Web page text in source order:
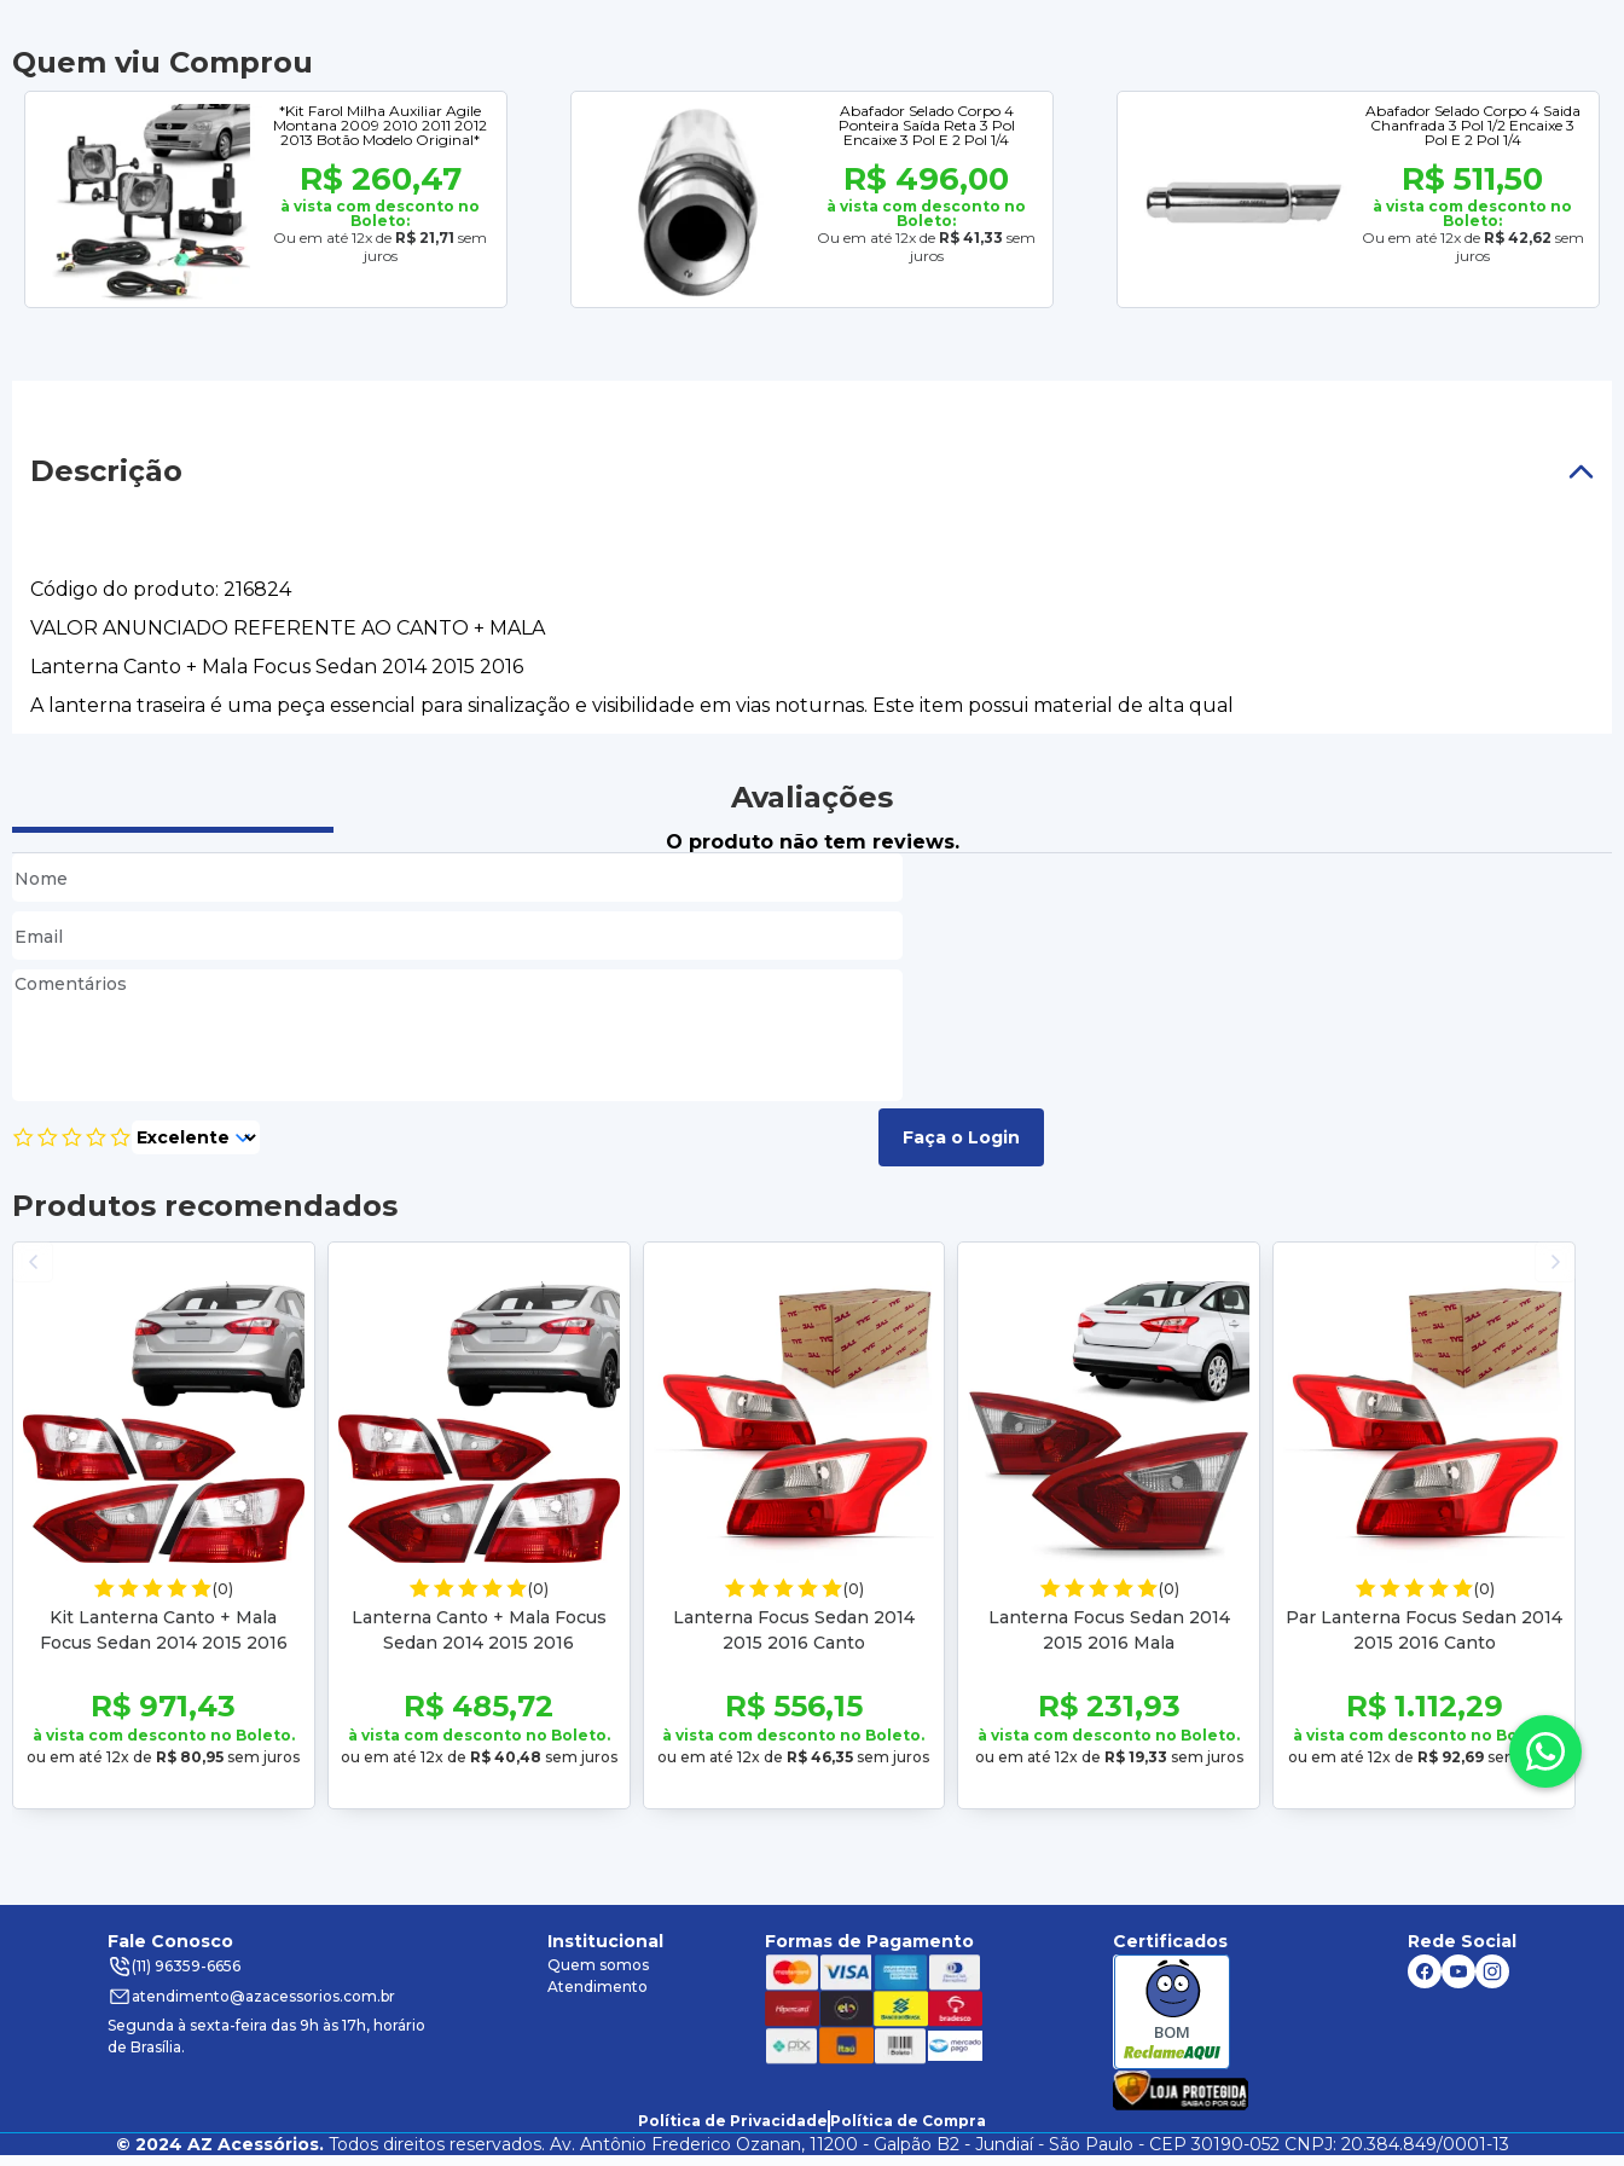
Quem viu Comprou
*Kit Farol Milha Auxiliar Agile
Montana 2009 2010 2011 2012
2013 Botão Modelo Original*
R$ 260,47
à vista com desconto no
Boleto:
Ou em até 12x de R$ 21,71 sem
juros
Abafador Selado Corpo 4
Ponteira Saída Reta 3 Pol
Encaixe 3 Pol E 2 Pol 1/4
R$ 496,00
à vista com desconto no
Boleto:
Ou em até 12x de R$ 41,33 sem
juros
Abafador Selado Corpo 4 Saida
Chanfrada 3 Pol 1/2 Encaixe 3
Pol E 2 Pol 1/4
R$ 511,50
à vista com desconto no
Boleto:
Ou em até 12x de R$ 42,62 sem
juros
Descrição
Código do produto: 216824
VALOR ANUNCIADO REFERENTE AO CANTO + MALA
Lanterna Canto + Mala Focus Sedan 2014 2015 2016
A lanterna traseira é uma peça essencial para sinalização e visibilidade em vias noturnas. Este item possui material de alta qual
Avaliações
O produto não tem reviews.
Faça o Login
Produtos recomendados
(0)
Kit Lanterna Canto + Mala
Focus Sedan 2014 2015 2016
R$ 971,43
à vista com desconto no Boleto.
ou em até 12x de R$ 80,95 sem juros
(0)
Lanterna Canto + Mala Focus
Sedan 2014 2015 2016
R$ 485,72
à vista com desconto no Boleto.
ou em até 12x de R$ 40,48 sem juros
(0)
Lanterna Focus Sedan 2014
2015 2016 Canto
R$ 556,15
à vista com desconto no Boleto.
ou em até 12x de R$ 46,35 sem juros
(0)
Lanterna Focus Sedan 2014
2015 2016 Mala
R$ 231,93
à vista com desconto no Boleto.
ou em até 12x de R$ 19,33 sem juros
(0)
Par Lanterna Focus Sedan 2014
2015 2016 Canto
R$ 1.112,29
à vista com desconto no Boleto.
ou em até 12x de R$ 92,69 sem juros
Fale Conosco
(11) 96359-6656
atendimento@azacessorios.com.br
Segunda à sexta-feira das 9h às 17h, horário
de Brasília.
Institucional
Quem somos
Atendimento
Formas de Pagamento Certificados
BOM
Rede Social
Política de Privacidade Política de Compra
© 2024 AZ Acessórios.Todos direitos reservados. Av. Antônio Frederico Ozanan, 11200 - Galpão B2 - Jundiaí - São Paulo - CEP 30190-052 CNPJ: 20.384.849/0001-13